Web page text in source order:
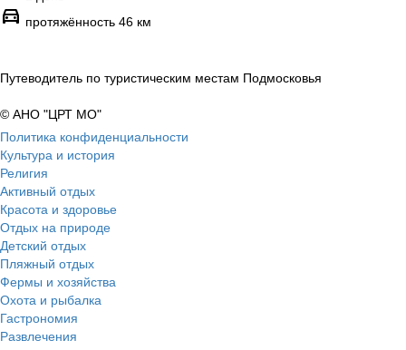
directions_car протяжённость 46 км
Путеводитель по туристическим местам Подмосковья
© АНО "ЦРТ МО"
Политика конфиденциальности
Культура и история
Религия
Активный отдых
Красота и здоровье
Отдых на природе
Детский отдых
Пляжный отдых
Фермы и хозяйства
Охота и рыбалка
Гастрономия
Развлечения